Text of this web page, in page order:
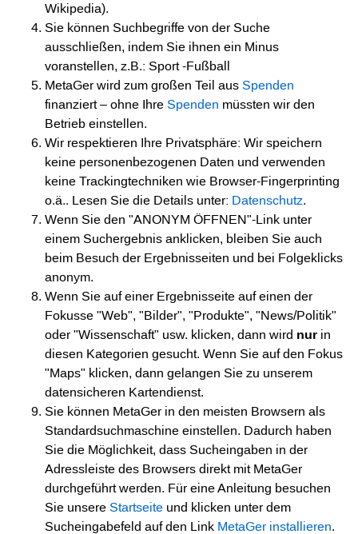
Wikipedia).
Sie können Suchbegriffe von der Suche
ausschließen, indem Sie ihnen ein Minus
voranstellen, z.B.: Sport -Fußball
MetaGer wird zum großen Teil aus Spenden
finanziert – ohne Ihre Spenden müssten wir den
Betrieb einstellen.
Wir respektieren Ihre Privatsphäre: Wir speichern
keine personenbezogenen Daten und verwenden
keine Trackingtechniken wie Browser-Fingerprinting
o.ä.. Lesen Sie die Details unter: Datenschutz.
Wenn Sie den "ANONYM ÖFFNEN"-Link unter
einem Suchergebnis anklicken, bleiben Sie auch
beim Besuch der Ergebnisseiten und bei Folgeklicks
anonym.
Wenn Sie auf einer Ergebnisseite auf einen der
Fokusse "Web", "Bilder", "Produkte", "News/Politik"
oder "Wissenschaft" usw. klicken, dann wird nur in
diesen Kategorien gesucht. Wenn Sie auf den Fokus
"Maps" klicken, dann gelangen Sie zu unserem
datensicheren Kartendienst.
Sie können MetaGer in den meisten Browsern als
Standardsuchmaschine einstellen. Dadurch haben
Sie die Möglichkeit, dass Sucheingaben in der
Adressleiste des Browsers direkt mit MetaGer
durchgeführt werden. Für eine Anleitung besuchen
Sie unsere Startseite und klicken unter dem
Sucheingabefeld auf den Link MetaGer installieren.